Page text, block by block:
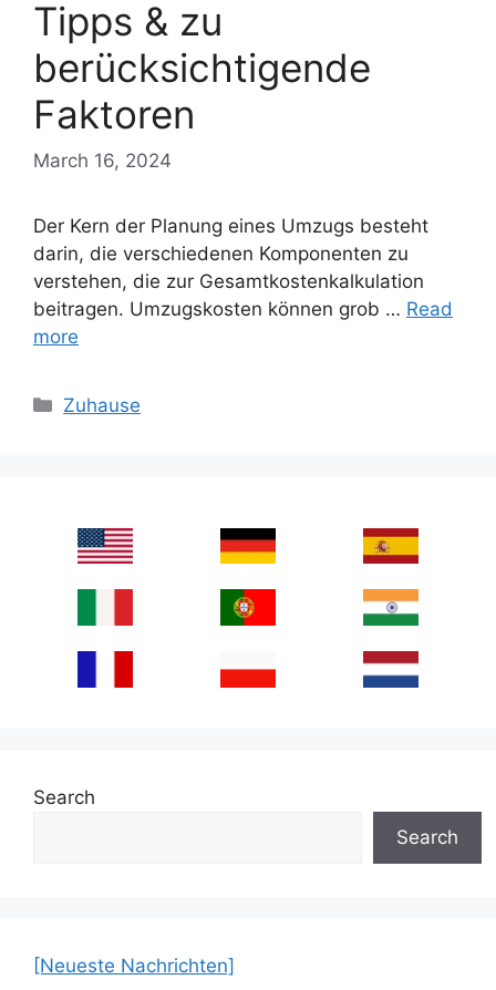
Tipps & zu
berücksichtigende
Faktoren
March 16, 2024
Der Kern der Planung eines Umzugs besteht
darin, die verschiedenen Komponenten zu
verstehen, die zur Gesamtkostenkalkulation
beitragen. Umzugskosten können grob … Read
more
Categories
Zuhause
Search
Search
[Neueste Nachrichten]